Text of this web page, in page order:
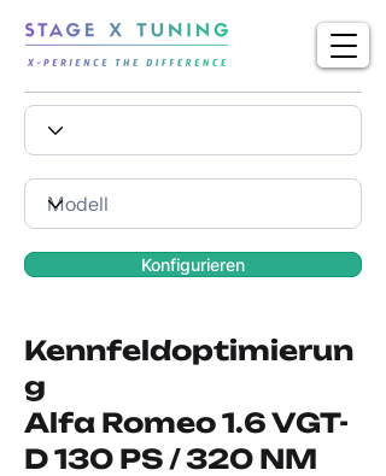
Konfigurieren
Kennfeldoptimierun
g
Alfa Romeo 1.6 VGT-
D 130 PS / 320 NM